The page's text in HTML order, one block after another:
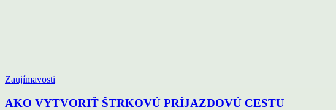
Zaujímavosti
AKO VYTVORIŤ ŠTRKOVÚ PRÍJAZDOVÚ CESTU